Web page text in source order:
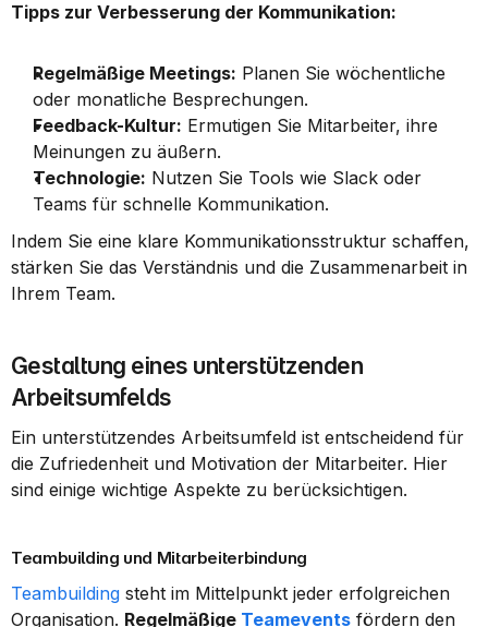
Tipps zur Verbesserung der Kommunikation:
Regelmäßige Meetings: Planen Sie wöchentliche
oder monatliche Besprechungen.
Feedback-Kultur: Ermutigen Sie Mitarbeiter, ihre
Meinungen zu äußern.
Technologie: Nutzen Sie Tools wie Slack oder
Teams für schnelle Kommunikation.
Indem Sie eine klare Kommunikationsstruktur schaffen,
stärken Sie das Verständnis und die Zusammenarbeit in
Ihrem Team.
Gestaltung eines unterstützenden
Arbeitsumfelds
Ein unterstützendes Arbeitsumfeld ist entscheidend für
die Zufriedenheit und Motivation der Mitarbeiter. Hier
sind einige wichtige Aspekte zu berücksichtigen.
Teambuilding und Mitarbeiterbindung
Teambuilding steht im Mittelpunkt jeder erfolgreichen
Organisation. Regelmäßige Teamevents fördern den